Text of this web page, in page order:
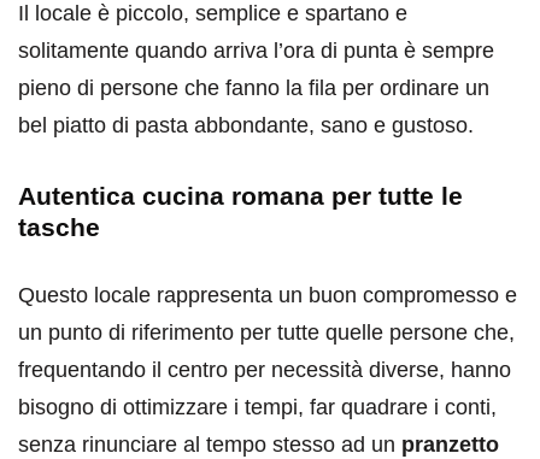
Il locale è piccolo, semplice e spartano e
solitamente quando arriva l’ora di punta è sempre
pieno di persone che fanno la fila per ordinare un
bel piatto di pasta abbondante, sano e gustoso.
Autentica cucina romana per tutte le
tasche
Questo locale rappresenta un buon compromesso e
un punto di riferimento per tutte quelle persone che,
frequentando il centro per necessità diverse, hanno
bisogno di ottimizzare i tempi, far quadrare i conti,
senza rinunciare al tempo stesso ad un pranzetto